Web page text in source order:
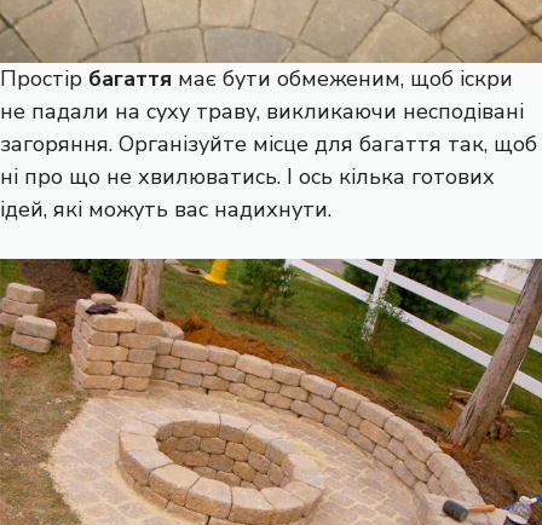
Простір багаття має бути обмеженим, щоб іскри
не падали на суху траву, викликаючи несподівані
загоряння. Організуйте місце для багаття так, щоб
ні про що не хвилюватись. І ось кілька готових
ідей, які можуть вас надихнути.